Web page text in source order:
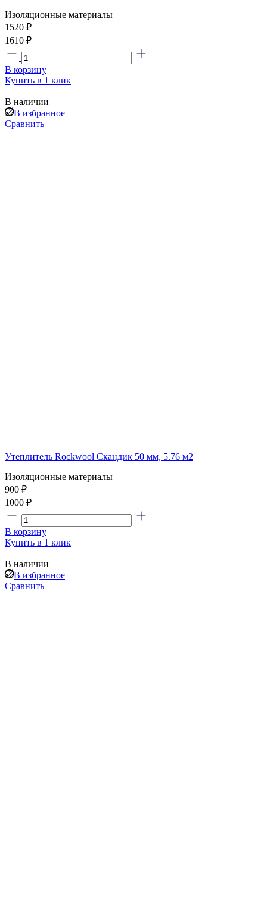
Изоляционные материалы
1520 ₽
1610 ₽
В корзину
Купить в 1 клик
В наличии
В избранное
Сравнить
Утеплитель Rockwool Скандик 50 мм, 5.76 м2
Изоляционные материалы
900 ₽
1000 ₽
В корзину
Купить в 1 клик
В наличии
В избранное
Сравнить